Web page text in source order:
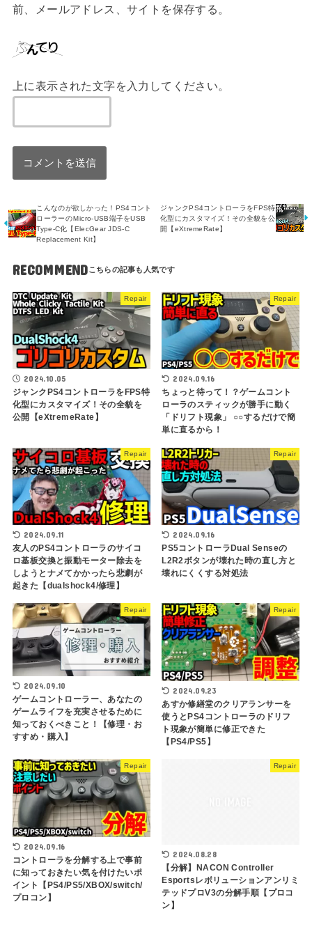
前、メールアドレス、サイトを保存する。
上に表示された文字を入力してください。
こんなのが欲しかった！PS4コント
ローラーのＭicro-USB端子をUSB
Type-C化【ElecGear JDS-C
Replacement Kit】
ジャンクPS4コントローラをFPS特
化型にカスタマイズ！その全貌を公
開【eXtremeRate】
RECOMMEND
Repair
2024.10.05
ジャンクPS4コントローラをFPS特
化型にカスタマイズ！その全貌を
公開【eXtremeRate】
Repair
2024.09.16
ちょっと待って！？ゲームコント
ローラのスティックが勝手に動く
「ドリフト現象」 ○○するだけで簡
単に直るから！
Repair
2024.09.11
友人のPS4コントローラのサイコ
ロ基板交換と振動モーター除去を
しようとナメてかかったら悲劇が
起きた【dualshock4/修理】
Repair
2024.09.16
PS5コントローラDual Senseの
L2R2ボタンが壊れた時の直し方と
壊れにくくする対処法
Repair
2024.09.10
ゲームコントローラー、あなたの
ゲームライフを充実させるために
知っておくべきこと！【修理・お
すすめ・購入】
Repair
2024.09.23
あすか修繕堂のクリアランサーを
使うとPS4コントローラのドリフ
ト現象が簡単に修正できた
【PS4/PS5】
Repair
2024.09.16
コントローラを分解する上で事前
に知っておきたい気を付けたいポ
イント【PS4/PS5/XBOX/switch/
プロコン】
Repair
2024.08.28
【分解】NACON Controller
Esportsレボリューションアンリミ
テッドプロV3の分解手順【プロコ
ン】